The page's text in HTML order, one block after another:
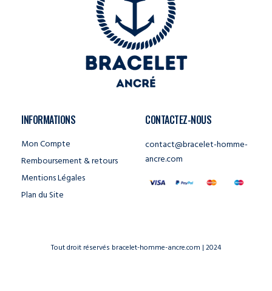
INFORMATIONS
Mon Compte
Remboursement & retours
Mentions Légales
Plan du Site
CONTACTEZ-NOUS
contact@bracelet-homme-
ancre.com
Tout droit réservés bracelet-homme-ancre.com | 2024